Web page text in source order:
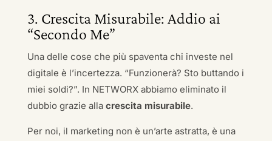
3. Crescita Misurabile: Addio ai
“Secondo Me”
Una delle cose che più spaventa chi investe nel
digitale è l’incertezza. “Funzionerà? Sto buttando i
miei soldi?”. In NETWORX abbiamo eliminato il
dubbio grazie alla crescita misurabile.
Per noi, il marketing non è un’arte astratta, è una